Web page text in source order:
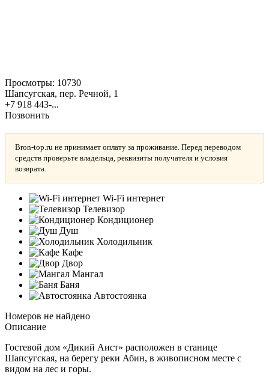
Просмотры: 10730
Шапсугская, пер. Речной, 1
+7 918 443-...
Позвонить
Bron-top.ru не принимает оплату за проживание. Перед переводом
средств проверьте владельца, реквизиты получателя и условия
возврата.
Wi-Fi интернет
Телевизор
Кондиционер
Душ
Холодильник
Кафе
Двор
Мангал
Баня
Автостоянка
Номеров не найдено
Описание
Гостевой дом «Дикий Аист» расположен в станице
Шапсугская, на берегу реки Абин, в живописном месте с
видом на лес и горы.